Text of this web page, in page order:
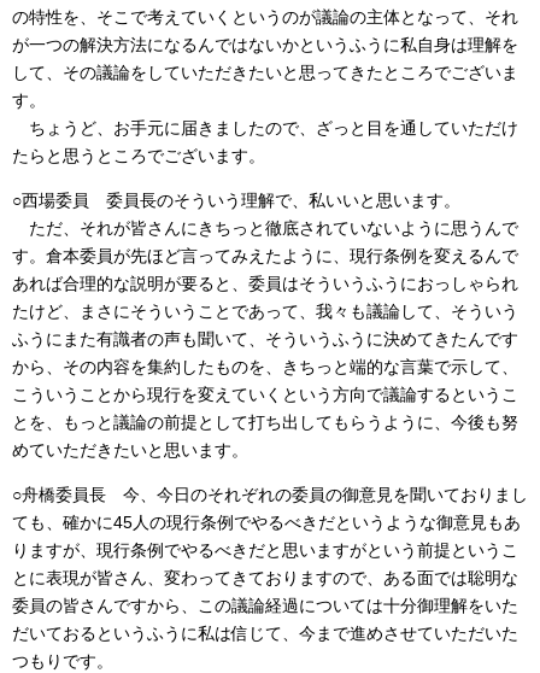
の特性を、そこで考えていくというのが議論の主体となって、それ
が一つの解決方法になるんではないかというふうに私自身は理解を
して、その議論をしていただきたいと思ってきたところでございま
す。
ちょうど、お手元に届きましたので、ざっと目を通していただけ
たらと思うところでございます。
○西場委員 委員長のそういう理解で、私いいと思います。
ただ、それが皆さんにきちっと徹底されていないように思うんで
す。倉本委員が先ほど言ってみえたように、現行条例を変えるんで
あれば合理的な説明が要ると、委員はそういうふうにおっしゃられ
たけど、まさにそういうことであって、我々も議論して、そういう
ふうにまた有識者の声も聞いて、そういうふうに決めてきたんです
から、その内容を集約したものを、きちっと端的な言葉で示して、
こういうことから現行を変えていくという方向で議論するというこ
とを、もっと議論の前提として打ち出してもらうように、今後も努
めていただきたいと思います。
○舟橋委員長 今、今日のそれぞれの委員の御意見を聞いておりまし
ても、確かに45人の現行条例でやるべきだというような御意見もあ
りますが、現行条例でやるべきだと思いますがという前提というこ
とに表現が皆さん、変わってきておりますので、ある面では聡明な
委員の皆さんですから、この議論経過については十分御理解をいた
だいておるというふうに私は信じて、今まで進めさせていただいた
つもりです。